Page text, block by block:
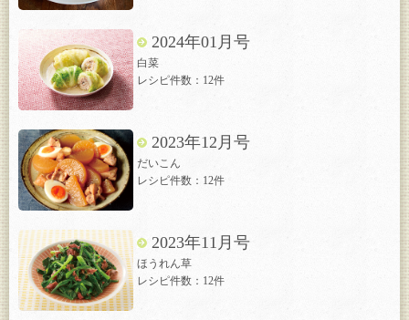
2024年01月号
白菜
レシピ件数：12件
2023年12月号
だいこん
レシピ件数：12件
2023年11月号
ほうれん草
レシピ件数：12件